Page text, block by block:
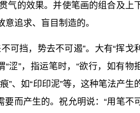
气的效果。并使笔画的组合及上
追求、盲目制造的。
可挡，势去不可遏”。大有“挥戈
涩”，指运笔时，“欲行，如有物
”、如“印印泥”等，这种笔法产生
要而产生的。祝允明说：“用笔不